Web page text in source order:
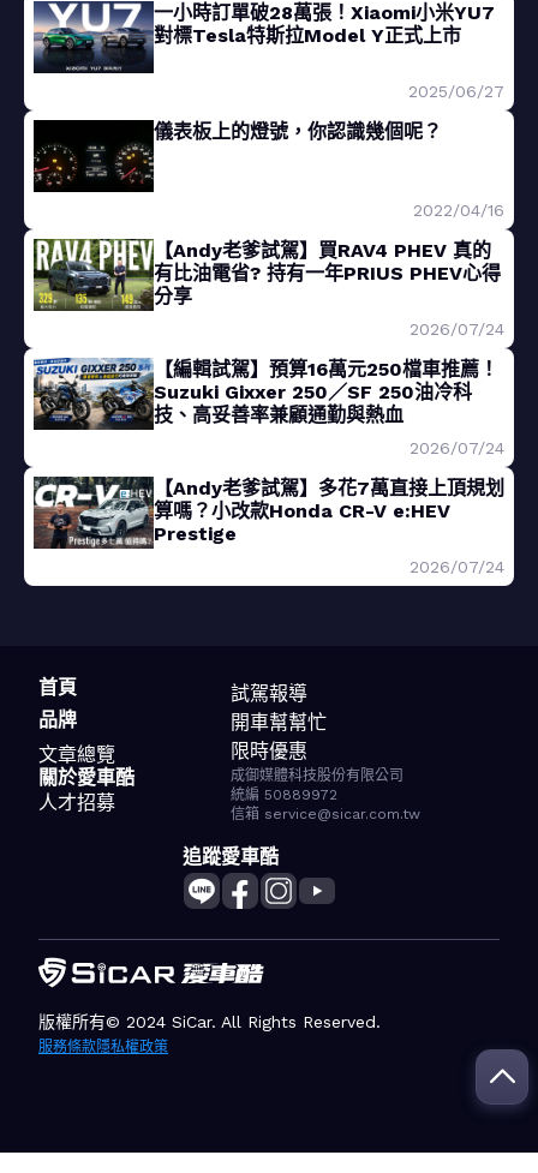
一小時訂單破28萬張！Xiaomi小米YU7
對標Tesla特斯拉Model Y正式上市
2025/06/27
儀表板上的燈號，你認識幾個呢？
2022/04/16
【Andy老爹試駕】買RAV4 PHEV 真的
有比油電省? 持有一年PRIUS PHEV心得
分享
2026/07/24
【編輯試駕】預算16萬元250檔車推薦！
Suzuki Gixxer 250／SF 250油冷科
技、高妥善率兼顧通勤與熱血
2026/07/24
【Andy老爹試駕】多花7萬直接上頂規划
算嗎？小改款Honda CR-V e:HEV
Prestige
2026/07/24
首頁
品牌
文章總覽
試駕報導
開車幫幫忙
限時優惠
關於愛車酷
人才招募
成御媒體科技股份有限公司
統編 50889972
信箱 service@sicar.com.tw
追蹤愛車酷
版權所有© 2024 SiCar. All Rights Reserved.
服務條款隱私權政策